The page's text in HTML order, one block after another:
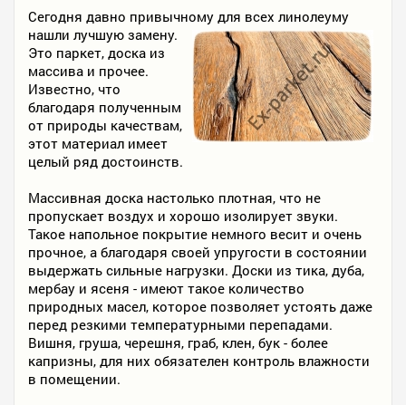
ФОТО РАБОТ
КОНТАКТЫ
Сегодня давно привычному для всех линолеуму
нашли лучшую замену.
Это паркет, доска из
массива и прочее.
Известно, что
благодаря полученным
от природы качествам,
этот материал имеет
целый ряд достоинств.
Массивная доска настолько плотная, что не
пропускает воздух и хорошо изолирует звуки.
Такое напольное покрытие немного весит и очень
прочное, а благодаря своей упругости в состоянии
выдержать сильные нагрузки. Доски из тика, дуба,
мербау и ясеня - имеют такое количество
природных масел, которое позволяет устоять даже
перед резкими температурными перепадами.
Вишня, груша, черешня, граб, клен, бук - более
капризны, для них обязателен контроль влажности
в помещении.